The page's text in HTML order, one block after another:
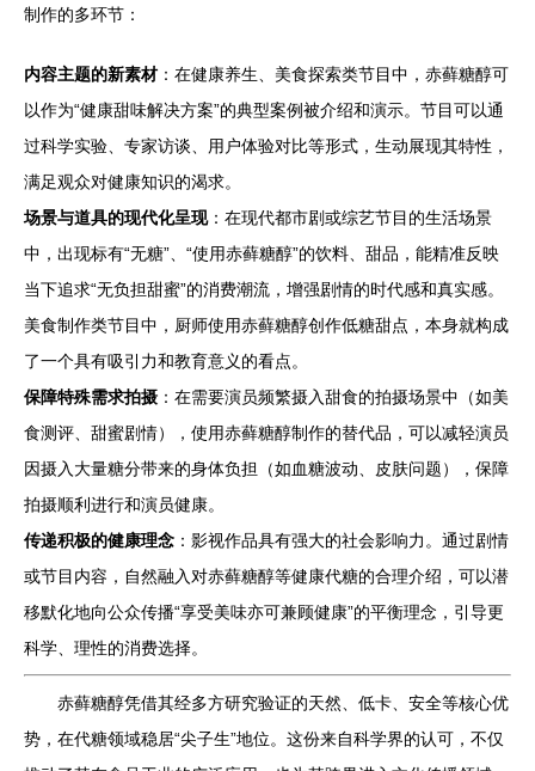
制作的多环节：
内容主题的新素材：在健康养生、美食探索类节目中，赤藓糖醇可
以作为“健康甜味解决方案”的典型案例被介绍和演示。节目可以通
过科学实验、专家访谈、用户体验对比等形式，生动展现其特性，
满足观众对健康知识的渴求。
场景与道具的现代化呈现：在现代都市剧或综艺节目的生活场景
中，出现标有“无糖”、“使用赤藓糖醇”的饮料、甜品，能精准反映
当下追求“无负担甜蜜”的消费潮流，增强剧情的时代感和真实感。
美食制作类节目中，厨师使用赤藓糖醇创作低糖甜点，本身就构成
了一个具有吸引力和教育意义的看点。
保障特殊需求拍摄 ：在需要演员频繁摄入甜食的拍摄场景中（如美
食测评、甜蜜剧情），使用赤藓糖醇制作的替代品，可以减轻演员
因摄入大量糖分带来的身体负担（如血糖波动、皮肤问题），保障
拍摄顺利进行和演员健康。
传递积极的健康理念 ：影视作品具有强大的社会影响力。通过剧情
或节目内容，自然融入对赤藓糖醇等健康代糖的合理介绍，可以潜
移默化地向公众传播“享受美味亦可兼顾健康”的平衡理念，引导更
科学、理性的消费选择。
赤藓糖醇凭借其经多方研究验证的天然、低卡、安全等核心优
势，在代糖领域稳居“尖子生”地位。这份来自科学界的认可，不仅